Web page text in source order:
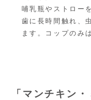
哺乳瓶やストロー
歯に長時間触れ、
ます。コップのみ
「マンチキン